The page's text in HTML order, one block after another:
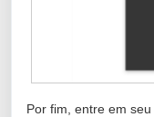
Por fim, entre em